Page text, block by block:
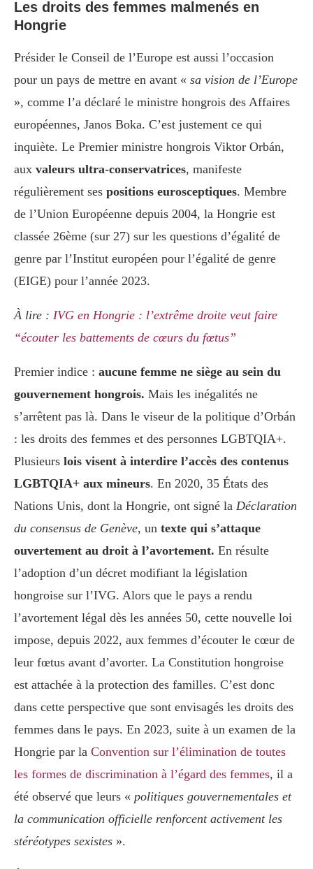
Les droits des femmes malmenés en
Hongrie
Présider le Conseil de l’Europe est aussi l’occasion
pour un pays de mettre en avant « sa vision de l’Europe
», comme l’a déclaré le ministre hongrois des Affaires
européennes, Janos Boka. C’est justement ce qui
inquiète. Le Premier ministre hongrois Viktor Orbán,
aux valeurs ultra-conservatrices, manifeste
régulièrement ses positions eurosceptiques. Membre
de l’Union Européenne depuis 2004, la Hongrie est
classée 26ème (sur 27) sur les questions d’égalité de
genre par l’Institut européen pour l’égalité de genre
(EIGE) pour l’année 2023.
À lire : IVG en Hongrie : l’extrême droite veut faire
“écouter les battements de cœurs du fœtus”
Premier indice : aucune femme ne siège au sein du
gouvernement hongrois. Mais les inégalités ne
s’arrêtent pas là. Dans le viseur de la politique d’Orbán
: les droits des femmes et des personnes LGBTQIA+.
Plusieurs lois visent à interdire l’accès des contenus
LGBTQIA+ aux mineurs. En 2020, 35 États des
Nations Unis, dont la Hongrie, ont signé la Déclaration
du consensus de Genève, un texte qui s’attaque
ouvertement au droit à l’avortement. En résulte
l’adoption d’un décret modifiant la législation
hongroise sur l’IVG. Alors que le pays a rendu
l’avortement légal dès les années 50, cette nouvelle loi
impose, depuis 2022, aux femmes d’écouter le cœur de
leur fœtus avant d’avorter. La Constitution hongroise
est attachée à la protection des familles. C’est donc
dans cette perspective que sont envisagés les droits des
femmes dans le pays. En 2023, suite à un examen de la
Hongrie par la Convention sur l’élimination de toutes
les formes de discrimination à l’égard des femmes, il a
été observé que leurs « politiques gouvernementales et
la communication officielle renforcent activement les
stéréotypes sexistes ».